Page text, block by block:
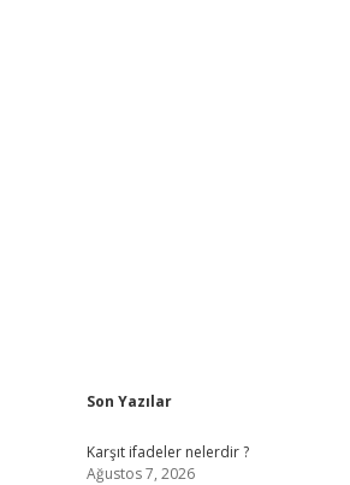
Sidebar
Son Yazılar
Karşıt ifadeler nelerdir ?
Ağustos 7, 2026